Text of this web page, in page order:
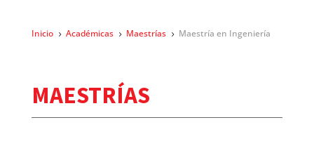
Inicio 5 Académicas 5 Maestrías 5 Maestría en Ingeniería
MAESTRÍAS